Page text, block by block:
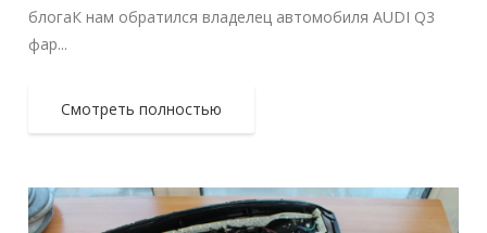
блогаК нам обратился владелец автомобиля AUDI Q3
фар...
Смотреть полностью